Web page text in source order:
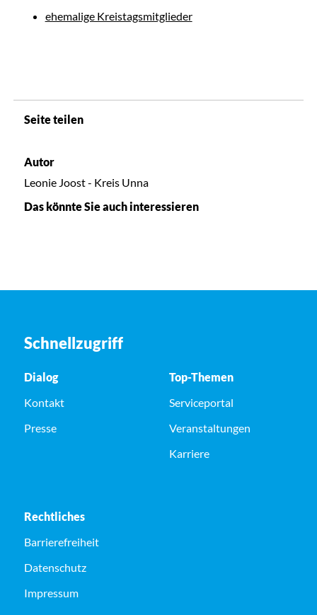
ehemalige Kreistagsmitglieder
Seite teilen
Autor
Leonie Joost - Kreis Unna
Das könnte Sie auch interessieren
Schnellzugriff
Dialog
Kontakt
Presse
Top-Themen
Serviceportal
Veranstaltungen
Karriere
Rechtliches
Barrierefreiheit
Datenschutz
Impressum